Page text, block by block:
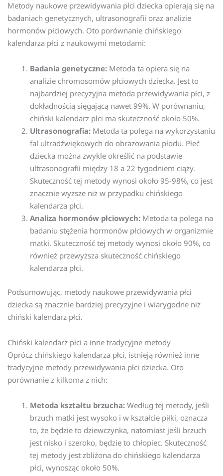
Metody naukowe przewidywania płci dziecka opierają się na
badaniach genetycznych, ultrasonografii oraz analizie
hormonów płciowych. Oto porównanie chińskiego
kalendarza płci z naukowymi metodami:
Badania genetyczne: Metoda ta opiera się na
analizie chromosomów płciowych dziecka. Jest to
najbardziej precyzyjna metoda przewidywania płci, z
dokładnością sięgającą nawet 99%. W porównaniu,
chiński kalendarz płci ma skuteczność około 50%.
Ultrasonografia: Metoda ta polega na wykorzystaniu
fal ultradźwiękowych do obrazowania płodu. Płeć
dziecka można zwykle określić na podstawie
ultrasonografii między 18 a 22 tygodniem ciąży.
Skuteczność tej metody wynosi około 95-98%, co jest
znacznie wyższe niż w przypadku chińskiego
kalendarza płci.
Analiza hormonów płciowych: Metoda ta polega na
badaniu stężenia hormonów płciowych w organizmie
matki. Skuteczność tej metody wynosi około 90%, co
również przewyższa skuteczność chińskiego
kalendarza płci.
Podsumowując, metody naukowe przewidywania płci
dziecka są znacznie bardziej precyzyjne i wiarygodne niż
chiński kalendarz płci.
Chiński kalendarz płci a inne tradycyjne metody
Oprócz chińskiego kalendarza płci, istnieją również inne
tradycyjne metody przewidywania płci dziecka. Oto
porównanie z kilkoma z nich:
Metoda kształtu brzucha: Według tej metody, jeśli
brzuch matki jest wysoko i w kształcie piłki, oznacza
to, że będzie to dziewczynka, natomiast jeśli brzuch
jest nisko i szeroko, będzie to chłopiec. Skuteczność
tej metody jest zbliżona do chińskiego kalendarza
płci, wynosząc około 50%.